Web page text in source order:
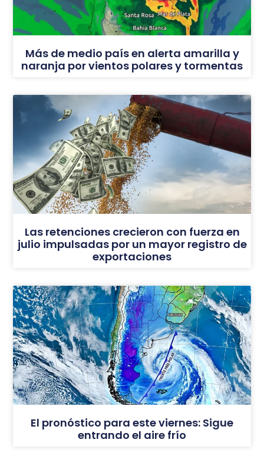
Más de medio país en alerta amarilla y
naranja por vientos polares y tormentas
Las retenciones crecieron con fuerza en
julio impulsadas por un mayor registro de
exportaciones
El pronóstico para este viernes: Sigue
entrando el aire frío